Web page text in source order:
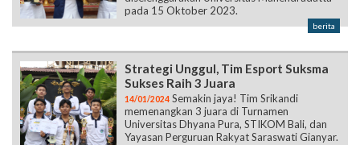
pada 15 Oktober 2023.
berita
Strategi Unggul, Tim Esport Suksma
Sukses Raih 3 Juara
14/01/2024 Semakin jaya! Tim Srikandi
memenangkan 3 juara di Turnamen
Universitas Dhyana Pura, STIKOM Bali, dan
Yayasan Perguruan Rakyat Saraswati Gianyar.